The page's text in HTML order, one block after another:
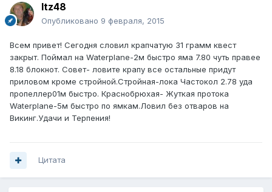
ltz48
Опубликовано 9 февраля, 2015
Всем привет! Сегодня словил крапчатую 31 грамм квест
закрыт. Поймал на Waterplane-2м быстро яма 7.80 чуть правее
8.18 блокнот. Совет- ловите крапу все остальные придут
приловом кроме стройной.Стройная-лока Частокол 2.78 уда
пропеллер01м быстро. Краснобрюхая- Жуткая протока
Waterplane-5м быстро по ямкам.Ловил без отваров на
Викинг.Удачи и Терпения!
Цитата